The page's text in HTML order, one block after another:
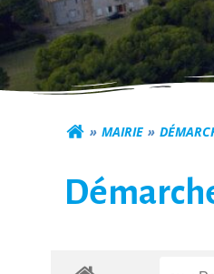
MAIRIE